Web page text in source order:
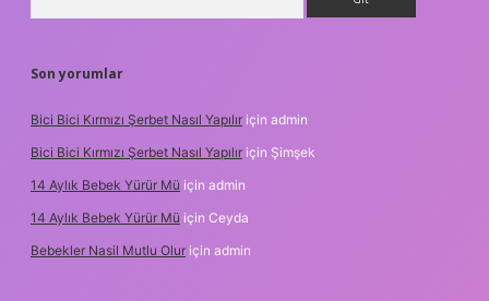
Son yorumlar
Bici Bici Kırmızı Şerbet Nasıl Yapılır için admin
Bici Bici Kırmızı Şerbet Nasıl Yapılır için Şimşek
14 Aylık Bebek Yürür Mü için admin
14 Aylık Bebek Yürür Mü için Ceyda
Bebekler Nasil Mutlu Olur için admin